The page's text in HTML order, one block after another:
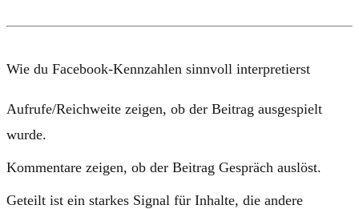
Wie du Facebook-Kennzahlen sinnvoll interpretierst
Aufrufe/Reichweite zeigen, ob der Beitrag ausgespielt
wurde.
Kommentare zeigen, ob der Beitrag Gespräch auslöst.
Geteilt ist ein starkes Signal für Inhalte, die andere